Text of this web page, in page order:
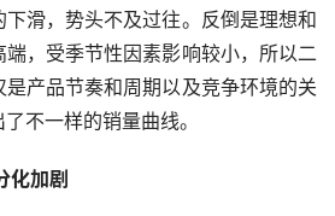
滑，势头不及过往。反倒是理想和
，受季节性因素影响较小，所以二
产品节奏和周期以及竞争环境的关
不一样的销量曲线。
化加剧